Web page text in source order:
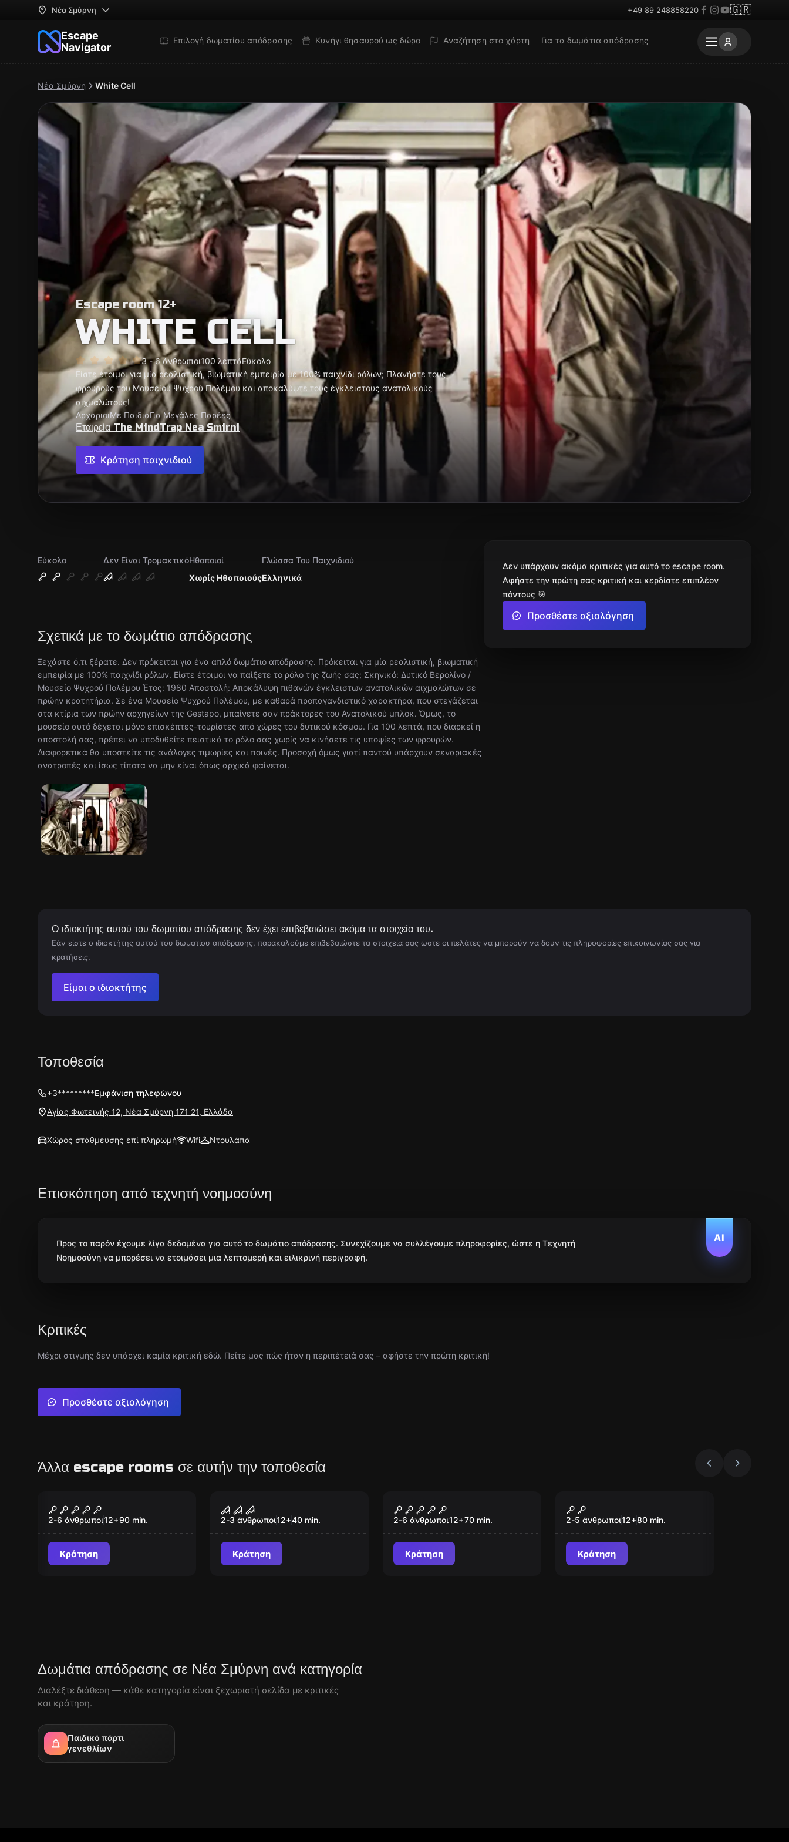
Νέα Σμύρνη +49 89 248858220 🇬🇷
Escape
Navigator
Επιλογή δωματίου απόδρασης Κυνήγι θησαυρού ως δώρο Αναζήτηση στο χάρτη Για τα δωμάτια απόδρασης
Νέα Σμύρνη White Cell
Escape room 12+
WHITE CELL
3 - 6 άνθρωποι100 λεπτάΕύκολο
Είστε έτοιμοι για μία ρεαλιστική, βιωματική εμπειρία με 100% παιχνίδι ρόλων; Πλανήστε τους
φρουρούς του Μουσείου Ψυχρού Πολέμου και αποκαλύψτε τους έγκλειστους ανατολικούς
αιχμαλώτους!
ΑρχάριοιΜε ΠαιδιάΓια Μεγάλες Παρέες
Εταιρεία The MindTrap Nea Smirni
Κράτηση παιχνιδιού
Εύκολο
Δεν Είναι Τρομακτικό
Χωρίς Ηθοποιούς
Ηθοποιοί
Ελληνικά
Γλώσσα Του Παιχνιδιού
Σχετικά με το δωμάτιο απόδρασης
Ξεχάστε ό,τι ξέρατε. Δεν πρόκειται για ένα απλό δωμάτιο απόδρασης. Πρόκειται για μία ρεαλιστική, βιωματική
εμπειρία με 100% παιχνίδι ρόλων. Είστε έτοιμοι να παίξετε το ρόλο της ζωής σας; Σκηνικό: Δυτικό Βερολίνο /
Μουσείο Ψυχρού Πολέμου Έτος: 1980 Αποστολή: Αποκάλυψη πιθανών έγκλειστων ανατολικών αιχμαλώτων σε
πρώην κρατητήρια. Σε ένα Μουσείο Ψυχρού Πολέμου, με καθαρά προπαγανδιστικό χαρακτήρα, που στεγάζεται
στα κτίρια των πρώην αρχηγείων της Gestapo, μπαίνετε σαν πράκτορες του Ανατολικού μπλοκ. Όμως, το
μουσείο αυτό δέχεται μόνο επισκέπτες-τουρίστες από χώρες του δυτικού κόσμου. Για 100 λεπτά, που διαρκεί η
αποστολή σας, πρέπει να υποδυθείτε πειστικά το ρόλο σας χωρίς να κινήσετε τις υποψίες των φρουρών.
Διαφορετικά θα υποστείτε τις ανάλογες τιμωρίες και ποινές. Προσοχή όμως γιατί παντού υπάρχουν σεναριακές
ανατροπές και ίσως τίποτα να μην είναι όπως αρχικά φαίνεται.
Δεν υπάρχουν ακόμα κριτικές για αυτό το escape room.
Αφήστε την πρώτη σας κριτική και κερδίστε επιπλέον
πόντους 🎯
Προσθέστε αξιολόγηση
Ο ιδιοκτήτης αυτού του δωματίου απόδρασης δεν έχει επιβεβαιώσει ακόμα τα στοιχεία του.
Εάν είστε ο ιδιοκτήτης αυτού του δωματίου απόδρασης, παρακαλούμε επιβεβαιώστε τα στοιχεία σας ώστε οι πελάτες να μπορούν να δουν τις πληροφορίες επικοινωνίας σας για
κρατήσεις.
Είμαι ο ιδιοκτήτης
Τοποθεσία
+3*********Εμφάνιση τηλεφώνου
Αγίας Φωτεινής 12, Νέα Σμύρνη 171 21, Ελλάδα
Χώρος στάθμευσης επί πληρωμή Wifi Ντουλάπα
Επισκόπηση από τεχνητή νοημοσύνη
AI
Προς το παρόν έχουμε λίγα δεδομένα για αυτό το δωμάτιο απόδρασης. Συνεχίζουμε να συλλέγουμε πληροφορίες, ώστε η Τεχνητή
Νοημοσύνη να μπορέσει να ετοιμάσει μια λεπτομερή και ειλικρινή περιγραφή.
Κριτικές
Μέχρι στιγμής δεν υπάρχει καμία κριτική εδώ. Πείτε μας πώς ήταν η περιπέτειά σας – αφήστε την πρώτη κριτική!
Προσθέστε αξιολόγηση
Άλλα escape rooms σε αυτήν την τοποθεσία
La Escuela
2-6 άνθρωποι12+90 min.
Κράτηση
Virtual Reality Escape
Games
2-3 άνθρωποι12+40 min.
Κράτηση
Da Vinci Code
2-6 άνθρωποι12+70 min.
Κράτηση
Roll the Dice
2-5 άνθρωποι12+80 min.
Κράτηση
Δωμάτια απόδρασης σε Νέα Σμύρνη ανά κατηγορία
Διαλέξτε διάθεση — κάθε κατηγορία είναι ξεχωριστή σελίδα με κριτικές
και κράτηση.
Παιδικό πάρτι
γενεθλίων